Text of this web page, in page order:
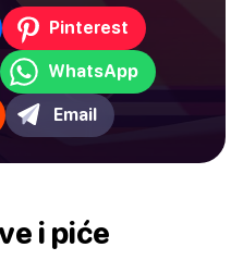
Pinterest
WhatsApp
Email
i piće